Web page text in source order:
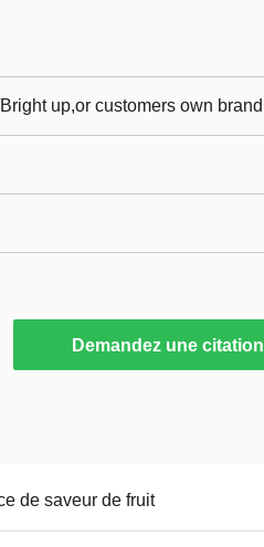
up,or customers own brand
Demandez une citation
de saveur de fruit